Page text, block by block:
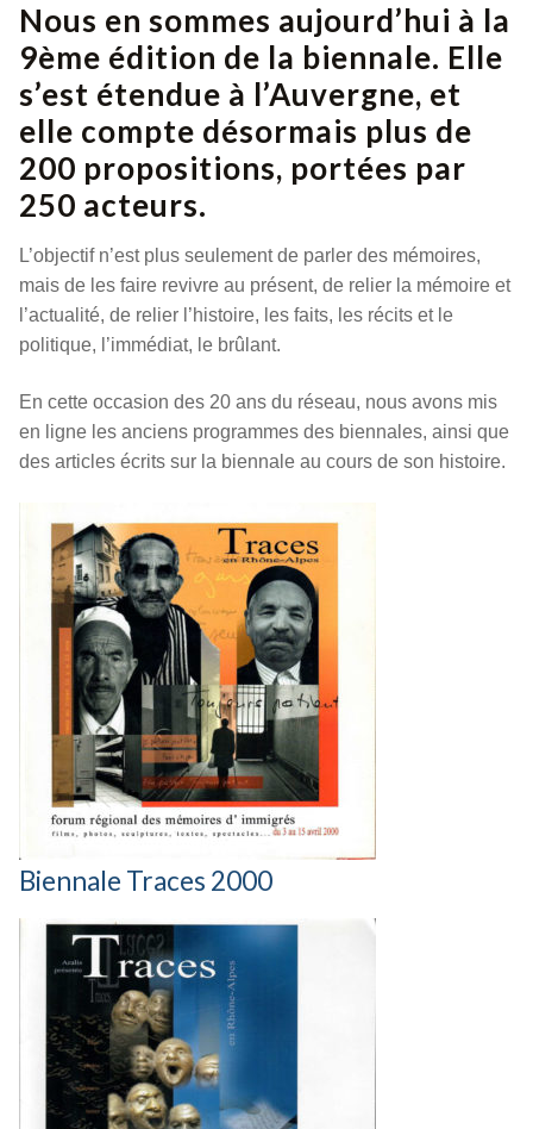
Nous en sommes aujourd’hui à la
9ème édition de la biennale. Elle
s’est étendue à l’Auvergne, et
elle compte désormais plus de
200 propositions, portées par
250 acteurs.
L’objectif n’est plus seulement de parler des mémoires,
mais de les faire revivre au présent, de relier la mémoire et
l’actualité, de relier l’histoire, les faits, les récits et le
politique, l’immédiat, le brûlant.
En cette occasion des 20 ans du réseau, nous avons mis
en ligne les anciens programmes des biennales, ainsi que
des articles écrits sur la biennale au cours de son histoire.
Biennale Traces 2000